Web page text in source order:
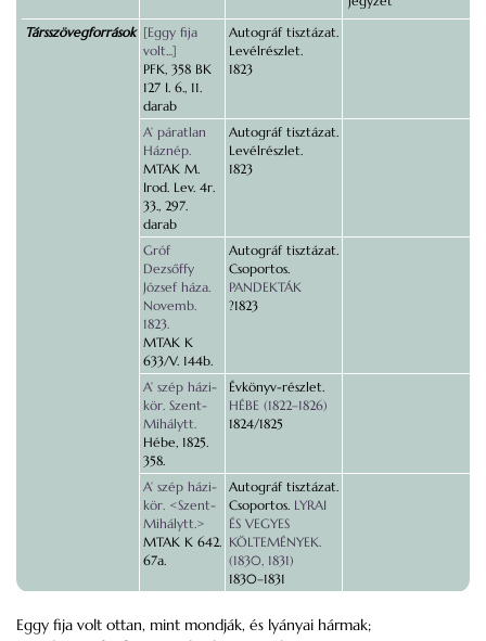
Társszövegforrások [Eggy fija
volt...]
PFK, 358 BK
127 I. 6., 11.
darab
Autográf tisztázat.
Levélrészlet.
1823
A’ páratlan
Háznép.
MTAK M.
Irod. Lev. 4r.
33., 297.
darab
Autográf tisztázat.
Levélrészlet.
1823
Gróf
Dezsőffy
József háza.
Novemb.
1823.
MTAK K
633/V. 144b.
Autográf tisztázat.
Csoportos.
PANDEKTÁK
?1823
A’ szép házi-
kör. Szent-
Mihálytt.
Hébe, 1825.
358.
Évkönyv-részlet.
HÉBE (1822–1826)
1824/1825
A’ szép házi-
kör. <Szent-
Mihálytt.>
MTAK K 642.
67a.
Autográf tisztázat.
Csoportos. LYRAI
ÉS VEGYES
KÖLTEMÉNYEK.
(1830, 1831)
1830–1831
Eggy fija volt ottan, mint mondják, és lyányai hármak;